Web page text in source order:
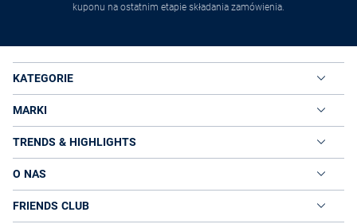
kuponu na ostatnim etapie składania zamówienia.
KATEGORIE
MARKI
TRENDS & HIGHLIGHTS
O NAS
FRIENDS CLUB